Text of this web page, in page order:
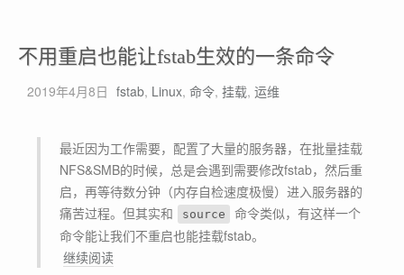
磁
盘
占
分
比
（
）
D
o
c
r
容
器
添
加
新
不用重启也能让fstab生效的一条命令
2019年4月8日 fstab, Linux, 命令, 挂载, 运维
最近因为工作需要，配置了大量的服务器，在批量挂载
NFS&SMB的时候，总是会遇到需要修改fstab，然后重
启，再等待数分钟（内存自检速度极慢）进入服务器的
痛苦过程。但其实和
source
命令类似，有这样一个
命令能让我们不重启也能挂载fstab。
继续阅读不